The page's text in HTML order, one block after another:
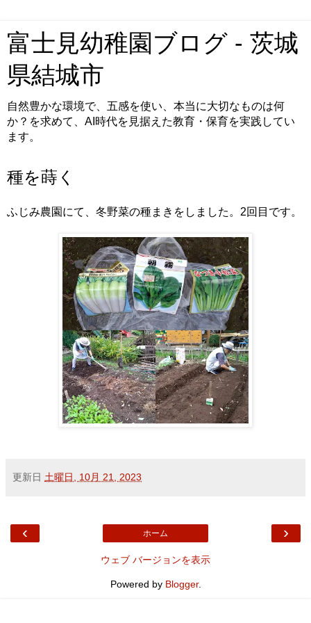
富士見幼稚園ブログ - 茨城
県結城市
自然豊かな環境で、五感を使い、本当に大切なものは何
か？を求めて、AI時代を見据えた教育・保育を実践してい
ます。
種を蒔く
ふじみ農園にて、冬野菜の種まきをしました。2回目です。
更新日 土曜日, 10月 21, 2023
‹ ›
ホーム
ウェブ バージョンを表示
Powered by Blogger.